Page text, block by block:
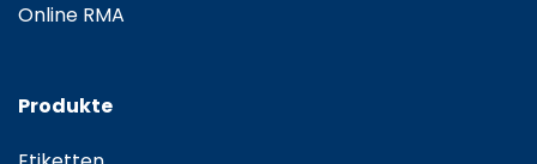
Online RMA
Produkte